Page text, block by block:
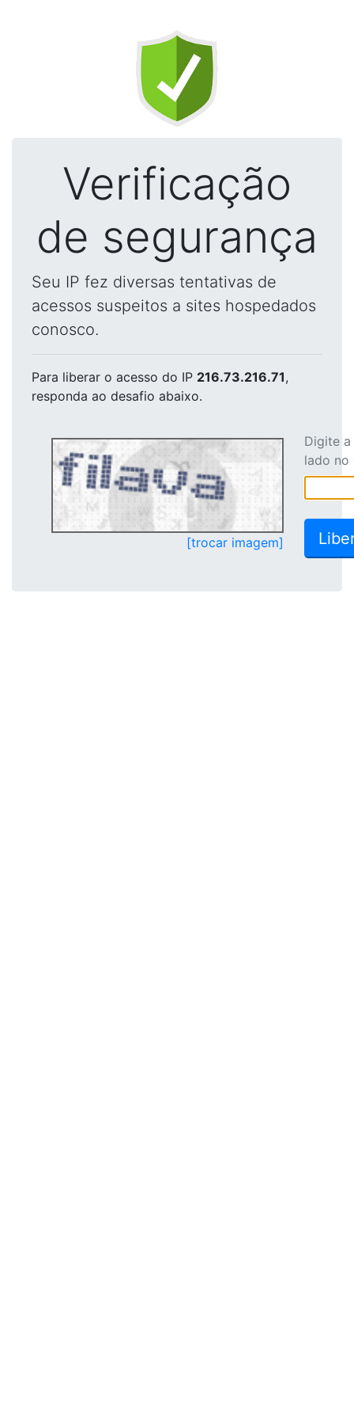
Verificação
de segurança
Seu IP fez diversas tentativas de
acessos suspeitos a sites hospedados
conosco.
Para liberar o acesso do IP 216.73.216.71,
responda ao desafio abaixo.
[trocar imagem]
Digite
lado no